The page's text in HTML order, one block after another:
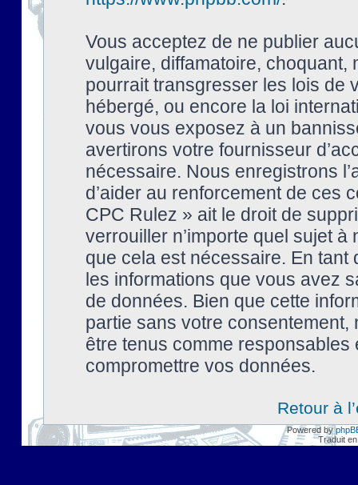
Vous acceptez de ne publier
vulgaire, diffamatoire, choquant,
pourrait transgresser les lois de
hébergé, ou encore la loi
vous vous exposez à un
avertirons votre fournisseur
nécessaire. Nous enregistrons
d’aider au renforcement de ces
CPC Rulez » ait le droit de
verrouiller n’importe quel sujet à
que cela est nécessaire. En tant
les informations que vous avez
de données. Bien que cette
partie sans votre
être tenus comme
compromettre vos données.
Retour à
Powered by
Traduit